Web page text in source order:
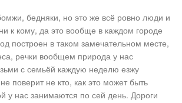
бедняки, но это же всё ровно люди и
к кому, да это вообще в каждом городе
построен в таком замечательном месте,
речки вообщем природа у нас
с семьёй каждую неделю езжу
поверит не кто, как это может быть
у нас занимаются по сей день. Дороги